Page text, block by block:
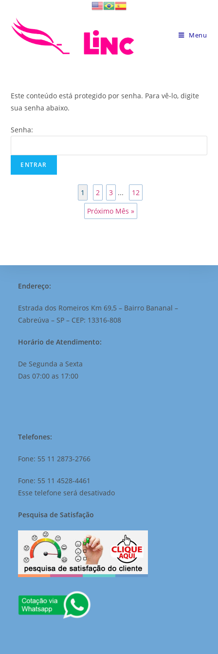
content
Menu
Este conteúdo está protegido por senha. Para vê-lo, digite
sua senha abaixo.
Senha:
1 2 3 ...
12
Próximo Mês »
Endereço:
Estrada dos Romeiros Km 69,5 – Bairro Bananal –
Cabreúva – SP – CEP: 13316-808
Horário de Atendimento:
De Segunda a Sexta
Das 07:00 as 17:00
Telefones:
Fone: 55 11 2873-2766
Fone: 55 11 4528-4461
Esse telefone será desativado
Pesquisa de Satisfação